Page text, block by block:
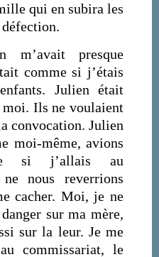
qui en subira les
défection.
m’avait presque
comme si j’étais
Julien était
Ils ne voulaient
convocation. Julien
moi-même, avions
si j’allais au
nous reverrions
cacher. Moi, je ne
sur ma mère,
sur la leur. Je me
commissariat, le